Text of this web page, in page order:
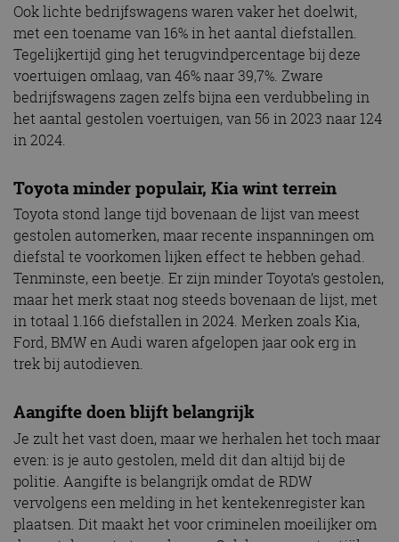
Ook lichte bedrijfswagens waren vaker het doelwit,
met een toename van 16% in het aantal diefstallen.
Tegelijkertijd ging het terugvindpercentage bij deze
voertuigen omlaag, van 46% naar 39,7%. Zware
bedrijfswagens zagen zelfs bijna een verdubbeling in
het aantal gestolen voertuigen, van 56 in 2023 naar 124
in 2024.
Toyota minder populair, Kia wint terrein
Toyota stond lange tijd bovenaan de lijst van meest
gestolen automerken, maar recente inspanningen om
diefstal te voorkomen lijken effect te hebben gehad.
Tenminste, een beetje. Er zijn minder Toyota’s gestolen,
maar het merk staat nog steeds bovenaan de lijst, met
in totaal 1.166 diefstallen in 2024. Merken zoals Kia,
Ford, BMW en Audi waren afgelopen jaar ook erg in
trek bij autodieven.
Aangifte doen blijft belangrijk
Je zult het vast doen, maar we herhalen het toch maar
even: is je auto gestolen, meld dit dan altijd bij de
politie. Aangifte is belangrijk omdat de RDW
vervolgens een melding in het kentekenregister kan
plaatsen. Dit maakt het voor criminelen moeilijker om